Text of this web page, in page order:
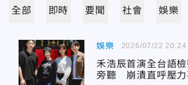
全部 即時 要聞 社會 娛樂
娛樂
禾浩辰首演全台語
旁聽 崩潰直呼壓力
2026/07/22 20:24